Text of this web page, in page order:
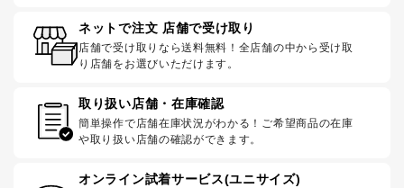
ネットで注文 店舗で受け取り
店舗で受け取りなら送料無料！全店舗の中から受け取
り店舗をお選びいただけます。
取り扱い店舗・在庫確認
簡単操作で店舗在庫状況がわかる！ご希望商品の在庫
や取り扱い店舗の確認ができます。
オンライン試着サービス(ユニサイズ)